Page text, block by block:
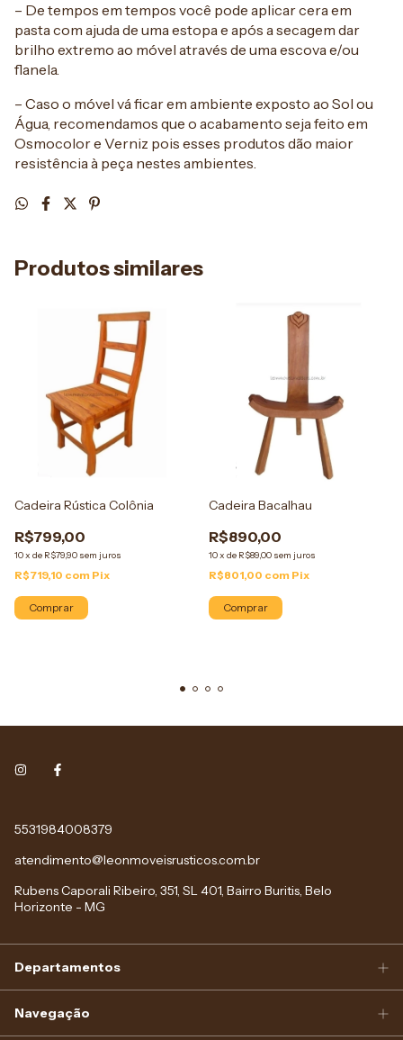
– De tempos em tempos você pode aplicar cera em
pasta com ajuda de uma estopa e após a secagem dar
brilho extremo ao móvel através de uma escova e/ou
flanela.
– Caso o móvel vá ficar em ambiente exposto ao Sol ou
Água, recomendamos que o acabamento seja feito em
Osmocolor e Verniz pois esses produtos dão maior
resistência à peça nestes ambientes.
Produtos similares
Cadeira Rústica Colônia
R$799,00
10x de R$79,90 sem juros
R$719,10 com Pix
Comprar
Cadeira Bacalhau
R$890,00
10x de R$89,00 sem juros
R$801,00 com Pix
Comprar
5531984008379
atendimento@leonmoveisrusticos.com.br
Rubens Caporali Ribeiro, 351, SL 401, Bairro Buritis, Belo
Horizonte - MG
Departamentos
Navegação